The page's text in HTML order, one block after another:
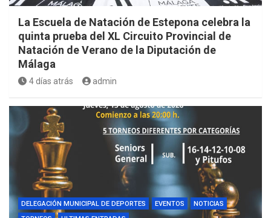
La Escuela de Natación de Estepona celebra la
quinta prueba del XL Circuito Provincial de
Natación de Verano de la Diputación de
Málaga
4 días atrás admin
DELEGACIÓN MUNICIPAL DE DEPORTES EVENTOS
NOTICIAS